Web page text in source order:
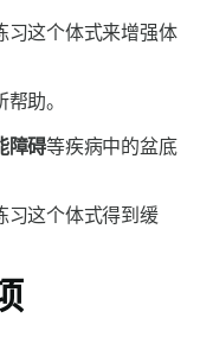
习这个体式来增强体
帮助。
障碍等疾病中的盆底
习这个体式得到缓